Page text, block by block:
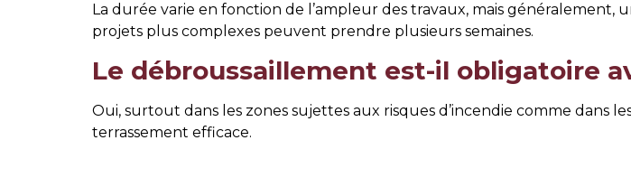
La durée varie en fonction de l’ampleur des travaux, mais
projets plus complexes peuvent prendre plusieurs semaines.
Le débroussaillement est-il obligatoire
Oui, surtout dans les zones sujettes aux risques d’incendie comme dans
terrassement efficace.